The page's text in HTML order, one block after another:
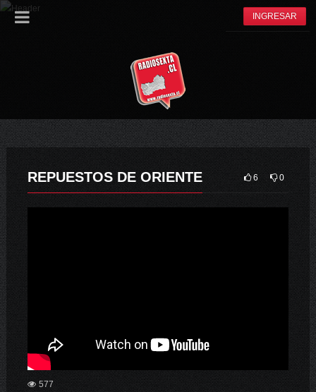
INGRESAR
6 0
REPUESTOS DE ORIENTE
577